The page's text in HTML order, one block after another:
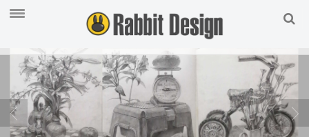
3DCG制作
会社概要
お問い合わせ